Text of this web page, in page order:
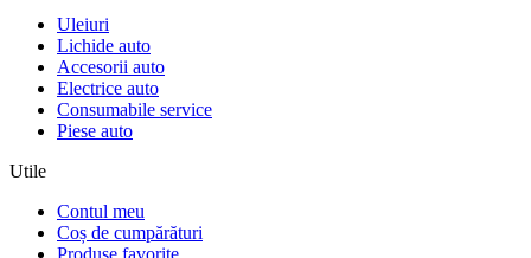
Uleiuri
Lichide auto
Accesorii auto
Electrice auto
Consumabile service
Piese auto
Utile
Contul meu
Coș de cumpărături